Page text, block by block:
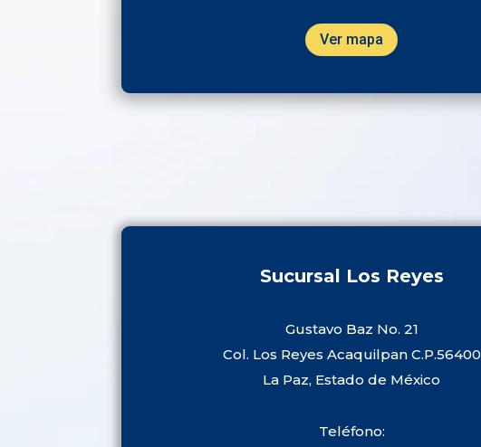
Ver mapa
Sucursal Los Reyes
Gustavo Baz No. 21
Col. Los Reyes Acaquilpan C.P.56400
La Paz, Estado de México
Teléfono: